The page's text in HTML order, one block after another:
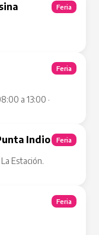
Feria
a 13:00 ·
Feria
Indio
Estación.
Feria
Feria